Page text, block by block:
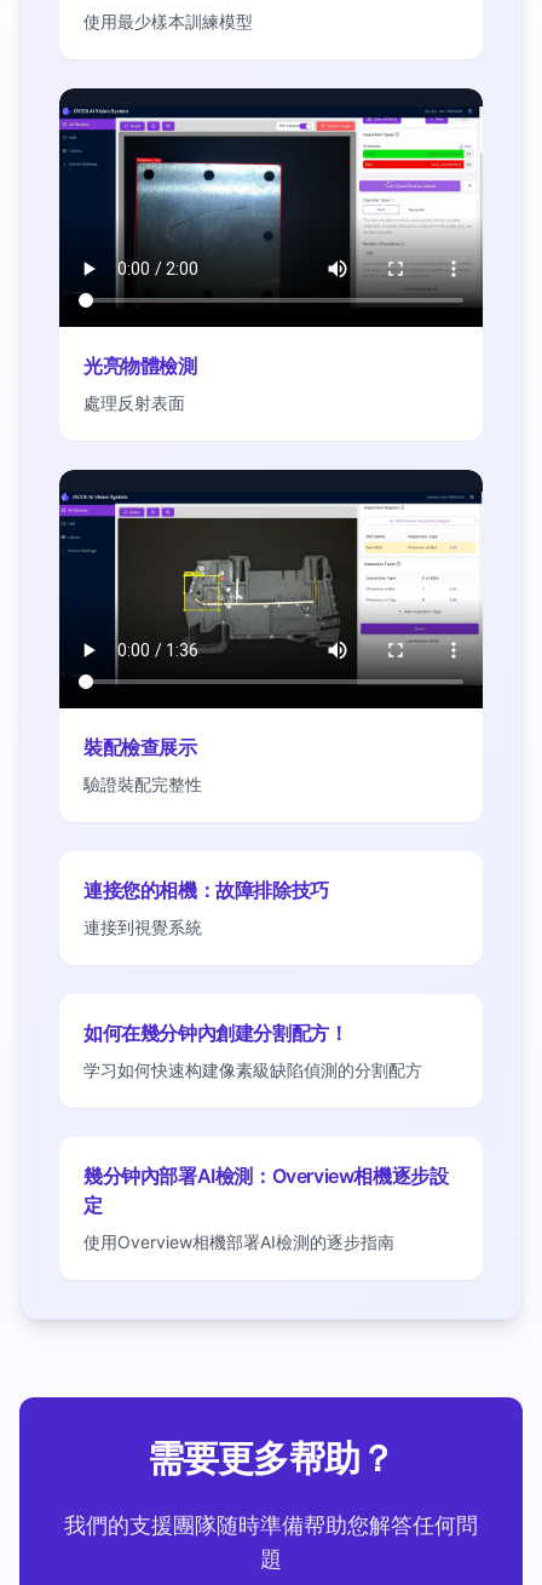
使用最少樣本訓練模型
光亮物體檢測
處理反射表面
裝配檢查展示
驗證裝配完整性
連接您的相機：故障排除技巧
連接到視覺系統
如何在幾分钟內創建分割配方！
学习如何快速构建像素級缺陷偵測的分割配方
幾分钟內部署AI檢測：Overview相機逐步設
定
使用Overview相機部署AI檢測的逐步指南
需要更多帮助？
我們的支援團隊随時準備帮助您解答任何問
題